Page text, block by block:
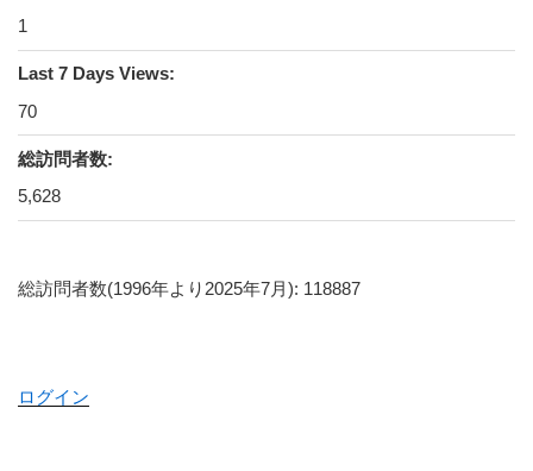
1
Last 7 Days Views:
70
総訪問者数:
5,628
総訪問者数(1996年より2025年7月): 118887
ログイン